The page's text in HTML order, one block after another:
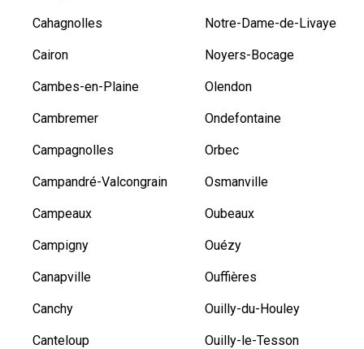
Cahagnolles
Cairon
Cambes-en-Plaine
Cambremer
Campagnolles
Campandré-Valcongrain
Campeaux
Campigny
Canapville
Canchy
Canteloup
Notre-Dame-de-Livaye
Noyers-Bocage
Olendon
Ondefontaine
Orbec
Osmanville
Oubeaux
Ouézy
Ouffières
Ouilly-du-Houley
Ouilly-le-Tesson